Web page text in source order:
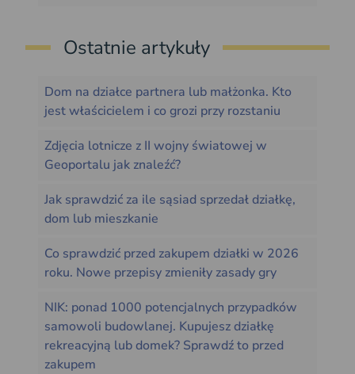
Ostatnie artykuły
Dom na działce partnera lub małżonka. Kto
jest właścicielem i co grozi przy rozstaniu
Zdjęcia lotnicze z II wojny światowej w
Geoportalu jak znaleźć?
Jak sprawdzić za ile sąsiad sprzedał działkę,
dom lub mieszkanie
Co sprawdzić przed zakupem działki w 2026
roku. Nowe przepisy zmieniły zasady gry
NIK: ponad 1000 potencjalnych przypadków
samowoli budowlanej. Kupujesz działkę
rekreacyjną lub domek? Sprawdź to przed
zakupem